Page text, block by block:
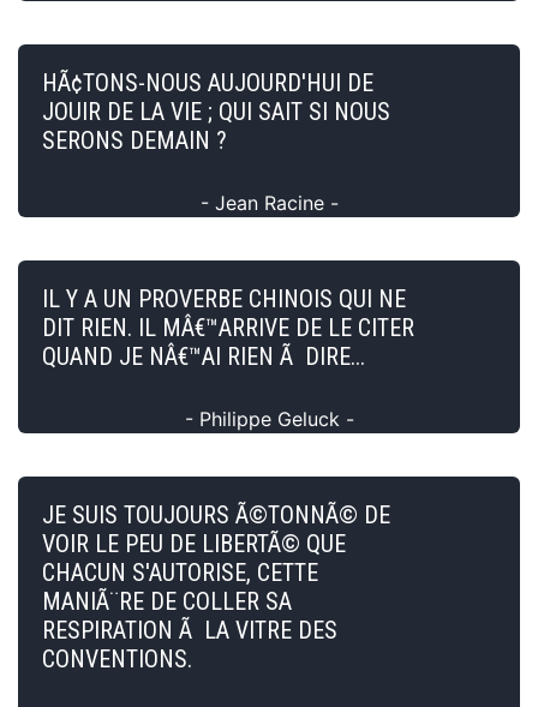
HÃ¢TONS-NOUS AUJOURD'HUI DE
JOUIR DE LA VIE ; QUI SAIT SI NOUS
SERONS DEMAIN ?
- Jean Racine -
IL Y A UN PROVERBE CHINOIS QUI NE
DIT RIEN. IL MÂ€™ARRIVE DE LE CITER
QUAND JE NÂ€™AI RIEN Ã DIRE...
- Philippe Geluck -
JE SUIS TOUJOURS Ã©TONNÃ© DE
VOIR LE PEU DE LIBERTÃ© QUE
CHACUN S'AUTORISE, CETTE
MANIÃ¨RE DE COLLER SA
RESPIRATION Ã LA VITRE DES
CONVENTIONS.